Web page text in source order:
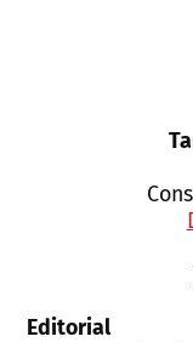
Editorial